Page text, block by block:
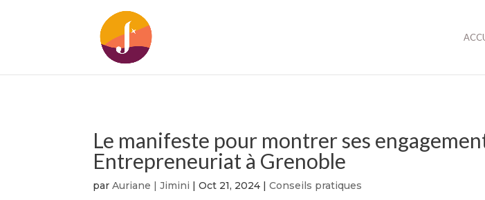
Le manifeste pour montrer ses
Entrepreneuriat à Grenoble
parAuriane | Jimini |Oct 21, 2024 |Conseils pratiques